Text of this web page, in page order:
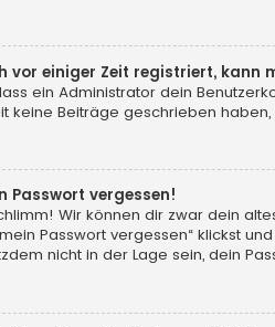
vor einiger Zeit registriert, kann
ein Administrator dein
keine Beiträge geschrieben
Passwort vergessen!
Wir können dir zwar dein
Passwort vergessen“ klickst
nicht in der Lage sein, dein